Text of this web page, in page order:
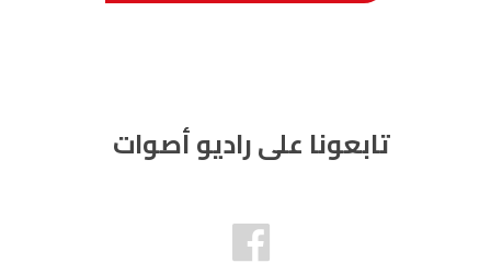
تابعونا على راديو أصوات